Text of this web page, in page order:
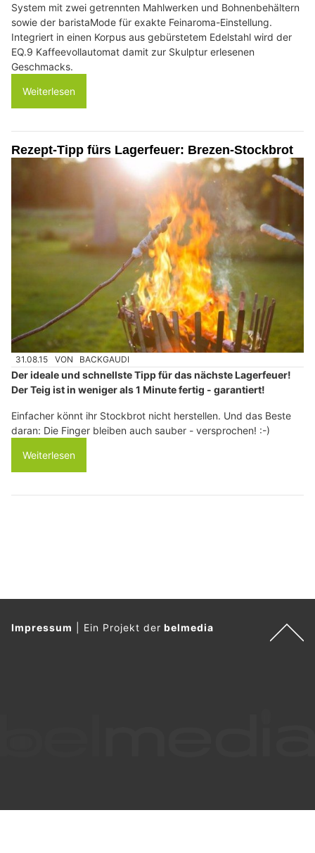
System mit zwei getrennten Mahlwerken und Bohnenbehältern
sowie der baristaMode für exakte Feinaroma-Einstellung.
Integriert in einen Korpus aus gebürstetem Edelstahl wird der
EQ.9 Kaffeevollautomat damit zur Skulptur erlesenen
Geschmacks.
Weiterlesen
Rezept-Tipp fürs Lagerfeuer: Brezen-Stockbrot
31.08.15 VON BACKGAUDI
Der ideale und schnellste Tipp für das nächste Lagerfeuer!
Der Teig ist in weniger als 1 Minute fertig - garantiert!
Einfacher könnt ihr Stockbrot nicht herstellen. Und das Beste
daran: Die Finger bleiben auch sauber - versprochen! :-)
Weiterlesen
Impressum Ein Projekt derbelmedia